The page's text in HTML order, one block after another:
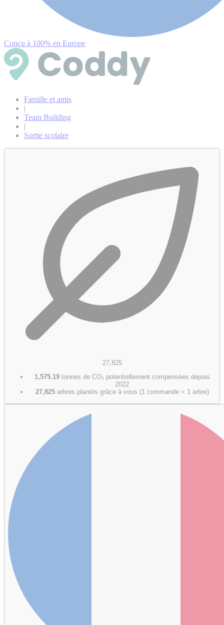
Conçu à 100% en Europe
Famille et amis
|
Team Building
|
Sortie scolaire
27,825
1,575.19tonnes de CO₂ potentiellement compensées depuis
2022
27,825 arbres plantés grâce à vous (1 commande = 1 arbre)